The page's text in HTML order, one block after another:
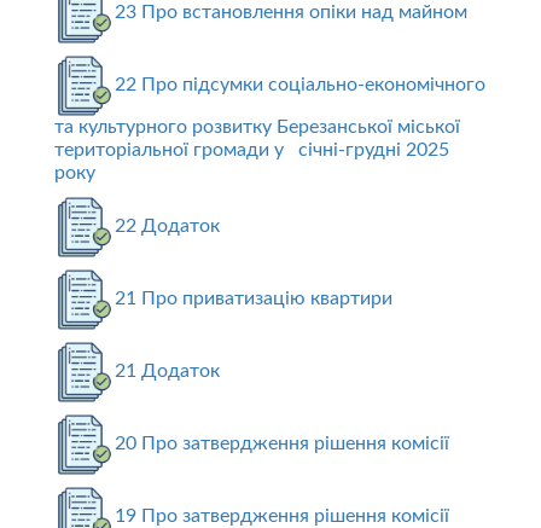
23 Про встановлення опіки над майном
22 Про підсумки соціально-економічного
та культурного розвитку Березанської міської
територіальної громади у січні-грудні 2025
року
22 Додаток
21 Про приватизацію квартири
21 Додаток
20 Про затвердження рішення комісії
19 Про затвердження рішення комісії